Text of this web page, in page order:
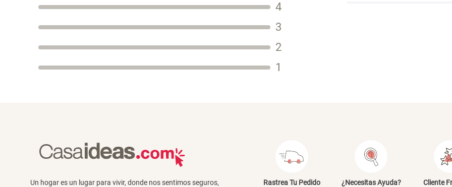
4
3
2
1
Un hogar es un lugar para vivir, donde nos sentimos seguros,
Rastrea Tu Pedido ¿Necesitas Ayuda? Cliente